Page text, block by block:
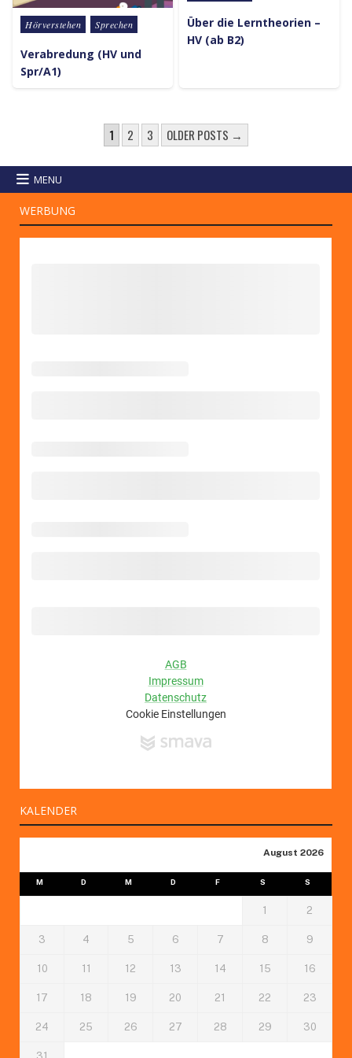
Posted in
Hörverstehen Sprechen
Verabredung (HV und
Spr/A1)
Über die Lerntheorien –
HV (ab B2)
SEITENNUMMERIERUNG
1 2 3 OLDER POSTS →
MENU
WERBUNG
KALENDER
August 2026
M D M D F S S
1 2
3 4 5 6 7 8 9
10 11 12 13 14 15 16
17 18 19 20 21 22 23
24 25 26 27 28 29 30